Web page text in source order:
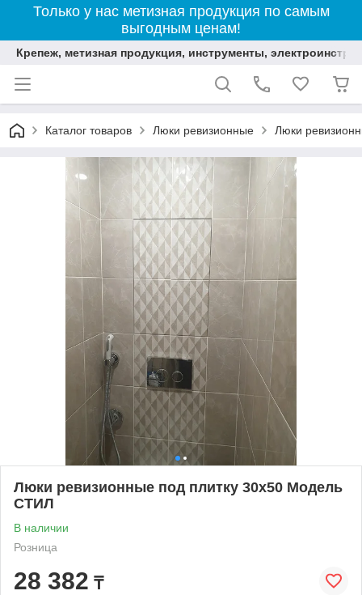
Только у нас метизная продукция по самым
выгодным ценам!
Крепеж, метизная продукция, инструменты,
Каталог товаров Люки ревизионные Люки
Люки ревизионные под плитку 30х50 Модель
СТИЛ
В наличии
Розница
28 382 ₸